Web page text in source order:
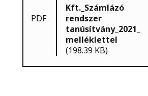
PDF
Kft._Számlázó
rendszer
tanúsítvány_2021_
melléklettel
(198.39 KB)